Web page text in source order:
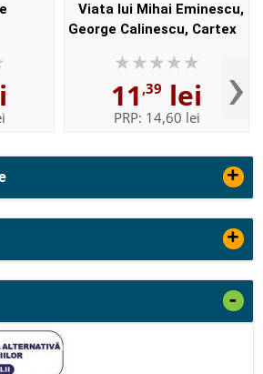
+
+
-
Viata lui Mihai Eminescu,
George Calinescu, Cartex
11 ,39 lei
PRP: 14,60 lei ›